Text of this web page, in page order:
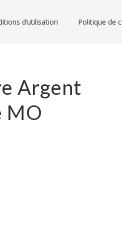
d’utilisation Politique de
Argent
MO